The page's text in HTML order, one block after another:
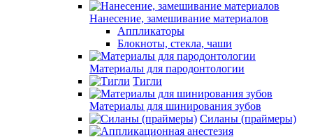
Нанесение, замешивание материалов
Аппликаторы
Блокноты, стекла, чаши
Материалы для пародонтологии
Тигли
Материалы для шинирования зубов
Силаны (праймеры)